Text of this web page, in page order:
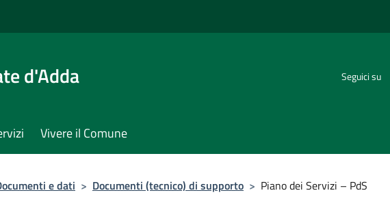
d'Adda Seguici su
Vivere il Comune
e dati > Documenti (tecnico) di supporto > Piano dei Servizi – PdS